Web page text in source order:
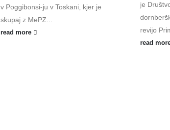
v Poggibonsi-ju v Toskani, kjer je
skupaj z MePZ...
read more
je
revijo
read